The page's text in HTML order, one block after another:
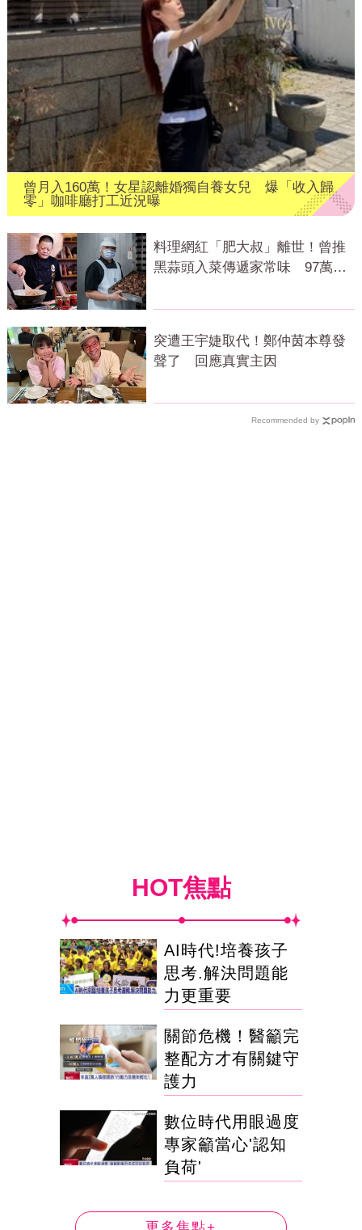
曾月入160萬！女星認離婚獨自養女兒 爆「收入歸
零」咖啡廳打工近況曝
料理網紅「肥大叔」離世！曾推
黑蒜頭入菜傳遞家常味 97萬粉
突遭王宇婕取代！鄭仲茵本尊發
聲了 回應真實主因
Recommended by
HOT焦點
AI時代!培養孩子
思考.解決問題能
力更重要
關節危機！醫籲完
整配方才有關鍵守
護力
數位時代用眼過度
專家籲當心'認知
負荷'